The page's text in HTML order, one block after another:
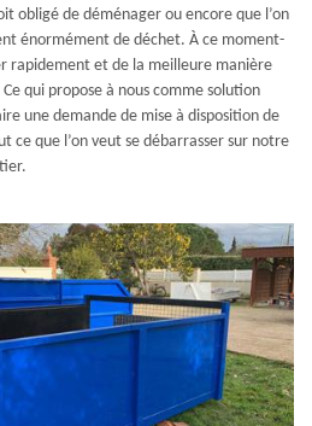
obligé de déménager ou encore que l’on
énormément de déchet. À ce moment-
rapidement et de la meilleure manière
qui propose à nous comme solution
une demande de mise à disposition de
ce que l’on veut se débarrasser sur notre